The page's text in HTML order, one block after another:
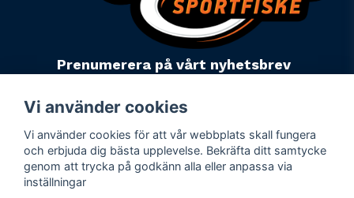
Prenumerera på vårt nyhetsbrev
Powered by Nyehandel AB
Vi använder cookies
Vi använder cookies för att vår webbplats skall fungera
och erbjuda dig bästa upplevelse. Bekräfta ditt samtycke
genom att trycka på godkänn alla eller anpassa via
inställningar